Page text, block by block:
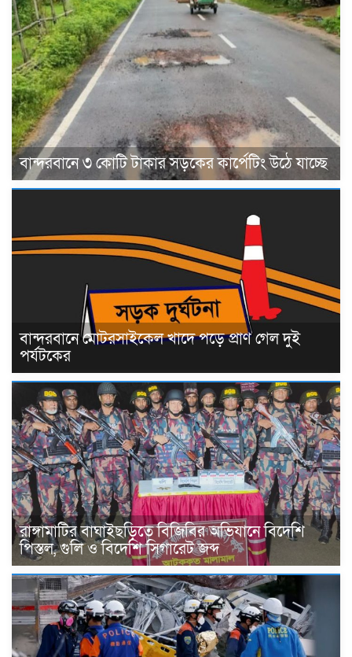
বান্দরবানে ৩ কোটি টাকার সড়কের কার্পেটিং উঠে যাচ্ছে
বান্দরবানে মোটরসাইকেল খাদে পড়ে প্রাণ গেল দুই
পর্যটকের
রাঙ্গামাটির বাঘাইছড়িতে বিজিবির অভিযানে বিদেশি
পিস্তল, গুলি ও বিদেশি সিগারেট জব্দ